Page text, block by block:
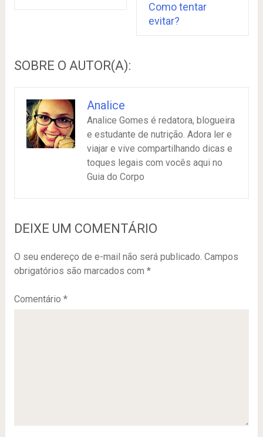
Como tentar
evitar?
SOBRE O AUTOR(A):
Analice
Analice Gomes é redatora, blogueira
e estudante de nutrição. Adora ler e
viajar e vive compartilhando dicas e
toques legais com vocês aqui no
Guia do Corpo
DEIXE UM COMENTÁRIO
O seu endereço de e-mail não será publicado. Campos
obrigatórios são marcados com *
Comentário *